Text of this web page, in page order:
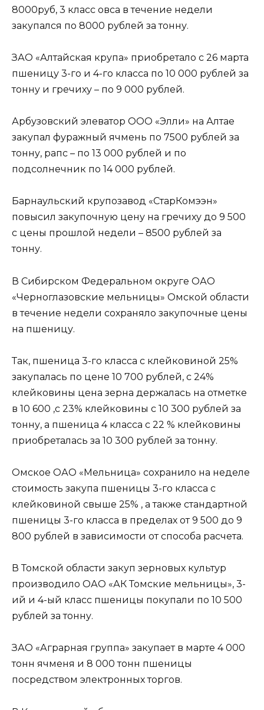
8000руб, 3 класс овса в течение недели
закупался по 8000 рублей за тонну.
ЗАО «Алтайская крупа» приобретало с 26 марта
пшеницу 3-го и 4-го класса по 10 000 рублей за
тонну и гречиху – по 9 000 рублей.
Арбузовский элеватор ООО «Элли» на Алтае
закупал фуражный ячмень по 7500 рублей за
тонну, рапс – по 13 000 рублей и по
подсолнечник по 14 000 рублей.
Барнаульский крупозавод «СтарКомээн»
повысил закупочную цену на гречиху до 9 500
с цены прошлой недели – 8500 рублей за
тонну.
В Сибирском Федеральном округе ОАО
«Черноглазовские мельницы» Омской области
в течение недели сохраняло закупочные цены
на пшеницу.
Так, пшеница 3-го класса с клейковиной 25%
закупалась по цене 10 700 рублей, с 24%
клейковины цена зерна держалась на отметке
в 10 600 ,с 23% клейковины с 10 300 рублей за
тонну, а пшеница 4 класса с 22 % клейковины
приобреталась за 10 300 рублей за тонну.
Омское ОАО «Мельница» сохранило на неделе
стоимость закупа пшеницы 3-го класса с
клейковиной свыше 25% , а также стандартной
пшеницы 3-го класса в пределах от 9 500 до 9
800 рублей в зависимости от способа расчета.
В Томской области закуп зерновых культур
производило ОАО «АК Томские мельницы», 3-
ий и 4-ый класс пшеницы покупали по 10 500
рублей за тонну.
ЗАО «Аграрная группа» закупает в марте 4 000
тонн ячменя и 8 000 тонн пшеницы
посредством электронных торгов.